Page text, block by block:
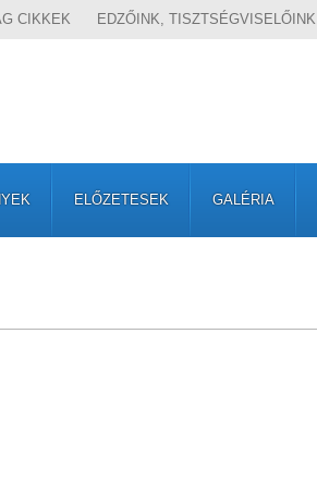
CIKKEK EDZŐINK, TISZTSÉGVISELŐINK
ELŐZETESEK GALÉRIA